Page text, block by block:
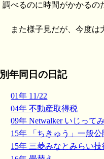
調べるのに時間がかかるの
また様子見だが、今度は
別年同日の日記
01年 11/22
04年 不動産取得税
09年 Netwalker いじってみ
15年 「ちきゅう」一般公
15年 三菱みなとみらい技